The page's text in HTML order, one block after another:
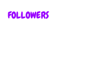
FOLLOWERS